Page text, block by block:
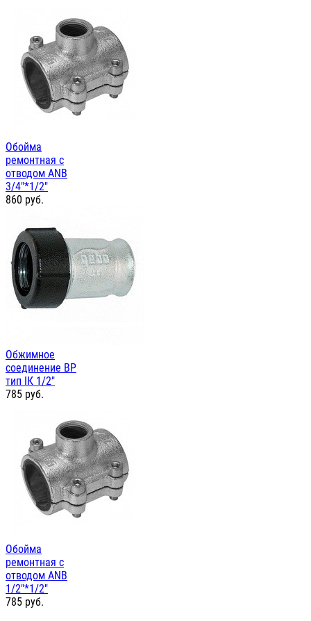
Обойма
ремонтная с
отводом ANB
3/4"*1/2"
860 руб.
Обжимное
соединение ВР
тип IК 1/2"
785 руб.
Обойма
ремонтная с
отводом ANB
1/2"*1/2"
785 руб.